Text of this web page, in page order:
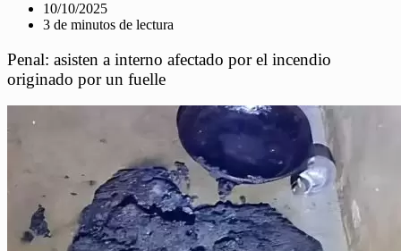
10/10/2025
3 de minutos de lectura
Penal: asisten a interno afectado por el incendio
originado por un fuelle